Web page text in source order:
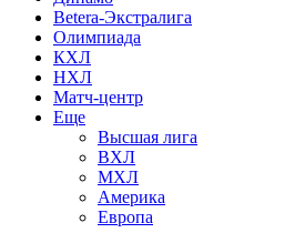
Betera-Экстралига
Олимпиада
КХЛ
НХЛ
Матч-центр
Еще
Высшая лига
ВХЛ
МХЛ
Америка
Европа